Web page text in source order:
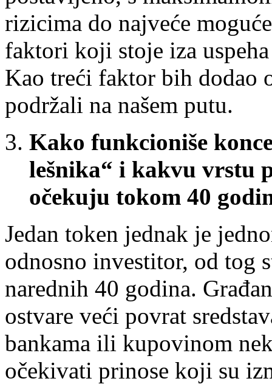
rizicima do najveće
faktori koji stoje iza
Kao treći faktor bih dodao
podržali na našem putu.
Kako funkcioniše
lešnika“ i kakvu vrstu
očekuju tokom 40
Jedan token jednak je
odnosno investitor, od tog
narednih 40 godina.
ostvare veći povrat
bankama ili kupovinom
očekivati prinose koji su